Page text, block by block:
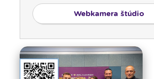
Webkamera štúdio
03:00 Svetlo nádeje - repríza
03:30
Pod vankúš
04:50 Deň s modlitbou
05:00
Rádio Vatikán - CZ